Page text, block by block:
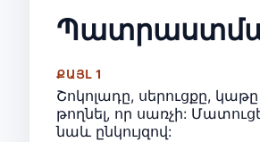
ՔԱՅԼ 1
Շոկոլադը, սերուցքը,
թողնել, որ սառչի:
նաև ընկույզով: